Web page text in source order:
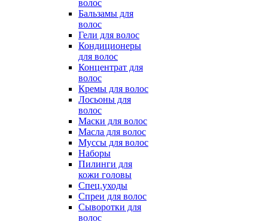
волос
Бальзамы для
волос
Гели для волос
Кондиционеры
для волос
Концентрат для
волос
Кремы для волос
Лосьоны для
волос
Маски для волос
Масла для волос
Муссы для волос
Наборы
Пилинги для
кожи головы
Спец.уходы
Спреи для волос
Сыворотки для
волос